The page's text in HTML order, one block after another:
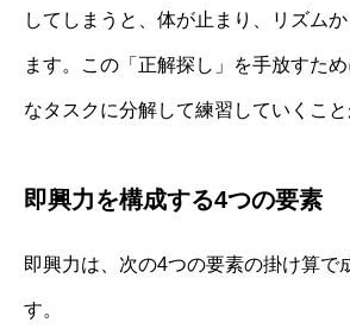
してしまうと、体が止まり、リズム
ます。この「正解探し」を手放すた
なタスクに分解して練習していくこと
即興力を構成する4つの要素
即興力は、次の4つの要素の掛け算で
す。